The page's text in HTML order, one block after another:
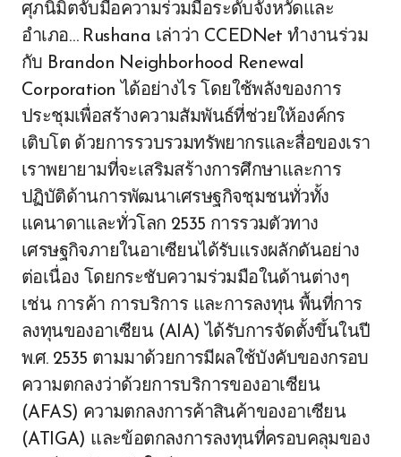
ศุภนิมิตจับมือความร่วมมือระดับจังหวัดและ
อำเภอ… Rushana เล่าว่า CCEDNet ทำงานร่วม
กับ Brandon Neighborhood Renewal
Corporation ได้อย่างไร โดยใช้พลังของการ
ประชุมเพื่อสร้างความสัมพันธ์ที่ช่วยให้องค์กร
เติบโต ด้วยการรวบรวมทรัพยากรและสื่อของเรา
เราพยายามที่จะเสริมสร้างการศึกษาและการ
ปฏิบัติด้านการพัฒนาเศรษฐกิจชุมชนทั่วทั้ง
แคนาดาและทั่วโลก 2535 การรวมตัวทาง
เศรษฐกิจภายในอาเซียนได้รับแรงผลักดันอย่าง
ต่อเนื่อง โดยกระชับความร่วมมือในด้านต่างๆ
เช่น การค้า การบริการ และการลงทุน พื้นที่การ
ลงทุนของอาเซียน (AIA) ได้รับการจัดตั้งขึ้นในปี
พ.ศ. 2535 ตามมาด้วยการมีผลใช้บังคับของกรอบ
ความตกลงว่าด้วยการบริการของอาเซียน
(AFAS) ความตกลงการค้าสินค้าของอาเซียน
(ATIGA) และข้อตกลงการลงทุนที่ครอบคลุมของ